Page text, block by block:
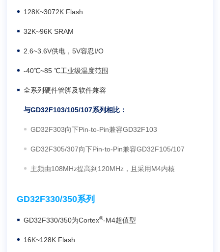
128K~3072K Flash
32K~96K SRAM
2.6~3.6V供电，5V容忍I/O
-40℃~85 ℃工业级温度范围
全系列硬件管脚及软件兼容
与GD32F103/105/107系列相比：
GD32F303向下Pin-to-Pin兼容GD32F103
GD32F305/307向下Pin-to-Pin兼容GD32F105/107
主频由108MHz提高到120MHz，且采用M4内核
GD32F330/350系列
GD32F330/350为Cortex®-M4超值型
16K~128K Flash